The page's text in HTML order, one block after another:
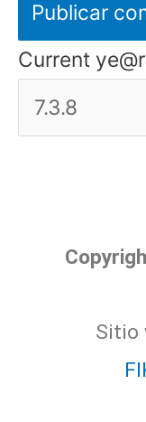
Current ye@r
Sitio